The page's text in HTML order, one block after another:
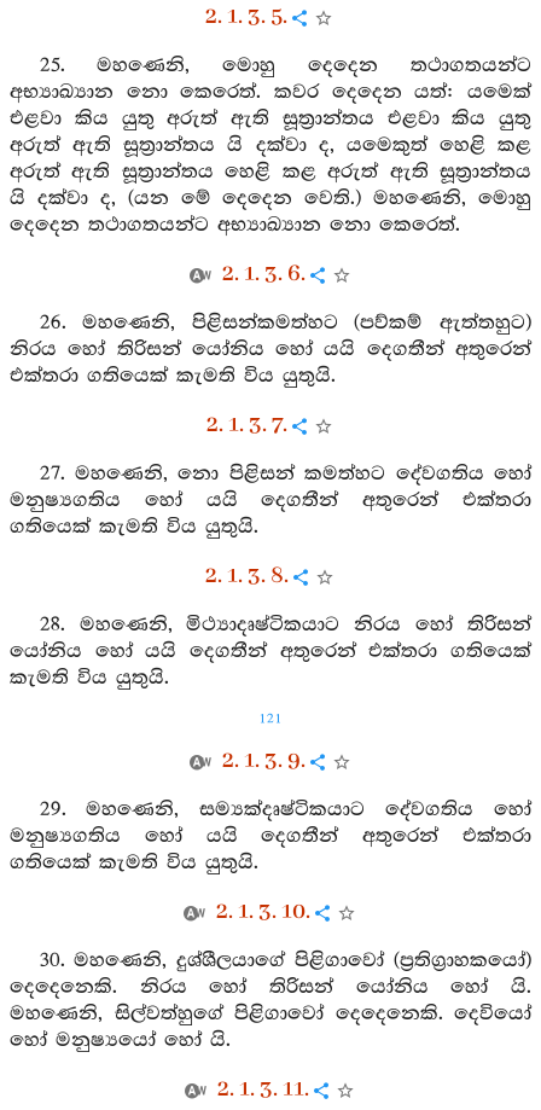
2. 1. 3. 5.
25. මහණෙනි, මොහු දෙදෙන තථාගතයන්ට
අභ්‍යාඛ්‍යාන නො කෙරෙත්. කවර දෙදෙන යත්: යමෙක්
එළවා කිය යුතු අරුත් ඇති සූත්‍රාන්තය එළවා කිය යුතු
අරුත් ඇති සූත්‍රාන්තය යි දක්වා ද, යමෙකුත් හෙළි කළ
අරුත් ඇති සූත්‍රාන්තය හෙළි කළ අරුත් ඇති සූත්‍රාන්තය
යි දක්වා ද, (යන මේ දෙදෙන වෙති.) මහණෙනි, මොහු
දෙදෙන තථාගතයන්ට අභ්‍යාඛ්‍යාන නො කෙරෙත්.
2. 1. 3. 6.
26. මහණෙනි, පිළිසන්කමත්හට (පව්කම් ඇත්තහුට)
නිරය හෝ තිරිසන් යෝනිය හෝ යයි දෙගතීන් අතුරෙන්
එක්තරා ගතියෙක් කැමති විය යුතුයි.
2. 1. 3. 7.
27. මහණෙනි, නො පිළිසන් කමත්හට දේවගතිය හෝ
මනුෂ්‍යගතිය හෝ යයි දෙගතීන් අතුරෙන් එක්තරා
ගතියෙක් කැමති විය යුතුයි.
2. 1. 3. 8.
28. මහණෙනි, මිථ්‍යාදෘෂ්ටිකයාට නිරය හෝ තිරිසන්
යෝනිය හෝ යයි දෙගතීන් අතුරෙන් එක්තරා ගතියෙක්
කැමති විය යුතුයි.
121
2. 1. 3. 9.
29. මහණෙනි, සම්‍යක්දෘෂ‍්ටිකයාට දේවගතිය හෝ
මනුෂ්‍යගතිය හෝ යයි දෙගතීන් අතුරෙන් එක්තරා
ගතියෙක් කැමති විය යුතුයි.
2. 1. 3. 10.
30. මහණෙනි, දුශ්ශීලයාගේ පිළිගාවෝ (ප්‍රතිග්‍රාහකයෝ)
දෙදෙනෙකි. නිරය හෝ තිරිසන් යෝනිය හෝ යි.
මහණෙනි, සිල්වත්හුගේ පිළිගාවෝ දෙදෙනෙකි. දෙවියෝ
හෝ මනුෂ්‍යයෝ හෝ යි.
2. 1. 3. 11.